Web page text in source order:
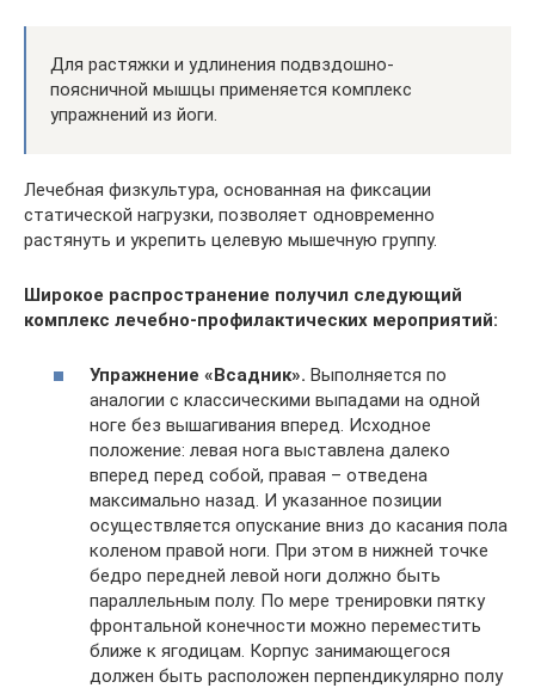
Для растяжки и удлинения подвздошно-
поясничной мышцы применяется комплекс
упражнений из йоги.
Лечебная физкультура, основанная на фиксации
статической нагрузки, позволяет одновременно
растянуть и укрепить целевую мышечную группу.
Широкое распространение получил следующий
комплекс лечебно-профилактических мероприятий:
Упражнение «Всадник». Выполняется по
аналогии с классическими выпадами на одной
ноге без вышагивания вперед. Исходное
положение: левая нога выставлена далеко
вперед перед собой, правая – отведена
максимально назад. И указанное позиции
осуществляется опускание вниз до касания пола
коленом правой ноги. При этом в нижней точке
бедро передней левой ноги должно быть
параллельным полу. По мере тренировки пятку
фронтальной конечности можно переместить
ближе к ягодицам. Корпус занимающегося
должен быть расположен перпендикулярно полу